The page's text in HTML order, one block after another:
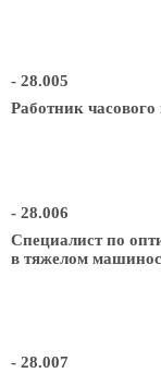
- 28.005
Работник часового
- 28.006
Специалист по
в тяжелом
- 28.007